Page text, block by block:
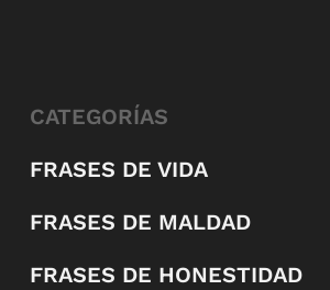
CATEGORÍAS
FRASES DE VIDA
FRASES DE MALDAD
FRASES DE HONESTIDAD